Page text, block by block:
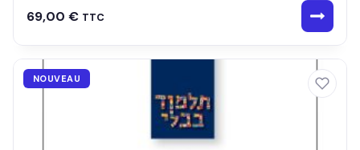
69,00 € TTC
NOUVEAU